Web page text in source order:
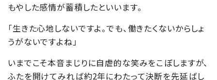
もやした感情が蓄積したといいます。
「生きた心地しないですよ。でも、働きたくないからしょ
うがないですよね」
いまでこそ本音まじりに自虐的な笑みをこぼしますが、
ふたを開けてみれば約2年にわたって決断を先延ばし